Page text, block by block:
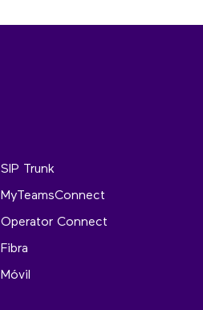
SIP Trunk
MyTeamsConnect
Operator Connect
Fibra
Móvil